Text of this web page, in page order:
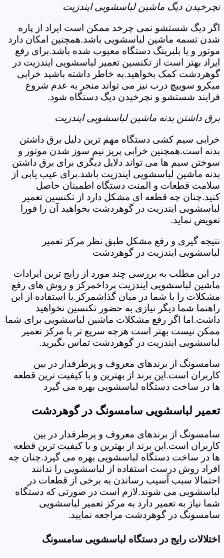
نچرخیدن دیگ ماشین لباسشویی ایندزیت
اگر دیگ شستشو نمی چرخد ممکن است ایراد از پاره
شدن تسمه ماشین لباسشویی باشد.همچنین امکان دارد
موتور و یا بلبرینگ دستگاه معیوب شده باشد.برای رفع
ایراد بهتر است از تکنسین تعمیر لباسشویی ایندزیت در
گوهردشت کمک بخواهید.به خاطر داشته باشید خرابی
میکرو سوییچ درب نیز می تواند منجر به عدم شروع
فرایند شستشو و نچرخیدن دیگ دستگاه شود.
برق داشتن بدنه ماشین لباسشویی ایندزیت
خرابی سیم کشی دستگاه مهم ترین دلیل برق داشتن
بدنه است.همچنین خرابی پریز نیم سوز شدن موتور و
سوختن سیم ها می تواند دلایل دیگری برای برق داشتن
بدنه ماشین لباسشویی ایندزیت باشد.برای عیب یابی از
سلامت قطعات و المنت دستگاه اطمینان حاصل
کنید.چنان چه قطعه ای مشکل دارد از تکنسین تعمیر
لباسشویی ایندزیت در گوهردشت بخواهید آن را فورا
تعویض نماید.
نتیجه گیری و رفع مشکل طبق نظر مرکز تعمیر
لباسشویی ایندزیت در گوهردشت
در این مطلب به بررسی چند مورد از رایج ترین ایرادات
ماشین لباسشویی ایندزیت پرداخمرکز و روش های رفع
مشکلات را با شما در میان گذاشمرکز.با استفاده از این
راهنما شما دیگر نیازی به حضور تکنسین نخواهید
داشت.اما اگر رفع مشکلات ماشین لباسشویی برای شما
ممکن نیست بهتر است هرچه سریع تر با مرکز تعمیر
لباسشویی ایندزیت در گوهردشت تماس بگیرید.
سامسونگ از برندهای معروف و پرطرفدار در بین
کاربران است.این برند از بهترین و با کیفیت ترین قطعه
ها در ساخت دستگاه لباسشویی بهره می گیرد
تعمیر لباسشویی سامسونگ در گوهردشت
سامسونگ از برندهای معروف و پرطرفدار در بین
کاربران است.این برند از بهترین و با کیفیت ترین قطعه
ها در ساخت دستگاه لباسشویی بهره می گیرد.چنان چه
افراد روش درست استفاده از لباسشویی را ندانند
احتمالا سبب آسیب رساندن به برخی از قطعات در
لباسشویی می شوند.لازم است در صورتی که دستگاه
شما نیاز به تعمیر دارد به مرکز تعمیر لباسشویی
سامسونگ در گوهردشت مراجعه نمایید.
اختلالات رایج در دستگاه لباسشویی سامسونگ